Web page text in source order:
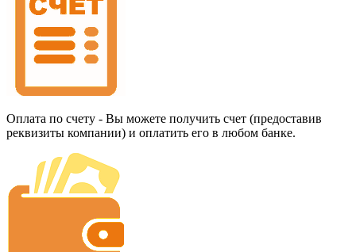
Оплата по счету - Вы можете получить счет (предоставив
реквизиты компании) и оплатить его в любом банке.